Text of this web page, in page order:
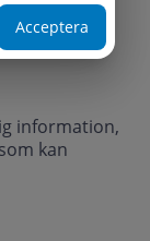
information,
kan
Acceptera